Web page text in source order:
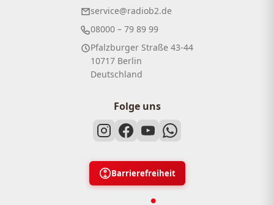
service@radiob2.de
08000 – 79 89 99
Pfalzburger Straße 43-44
10717 Berlin
Deutschland
Folge uns
Barrierefreiheit